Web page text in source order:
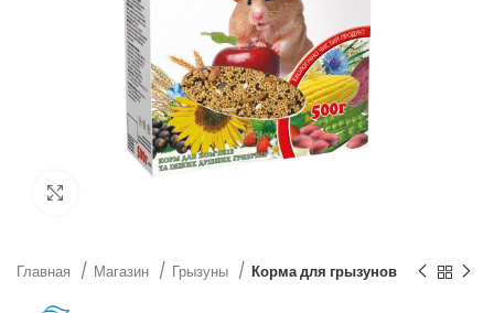
Главная Магазин Грызуны Корма для грызунов